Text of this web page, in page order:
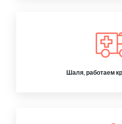
Шаля, работаем